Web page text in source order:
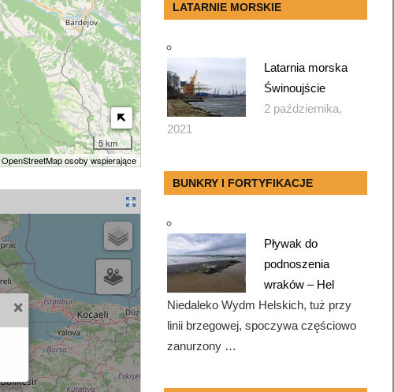
5 km
OpenStreetMap osoby wspierające
×
LATARNIE MORSKIE
Latarnia morska
Świnoujście
2 października,
2021
BUNKRY I FORTYFIKACJE
Pływak do
podnoszenia
wraków – Hel
Niedaleko Wydm Helskich, tuż przy
linii brzegowej, spoczywa częściowo
zanurzony …